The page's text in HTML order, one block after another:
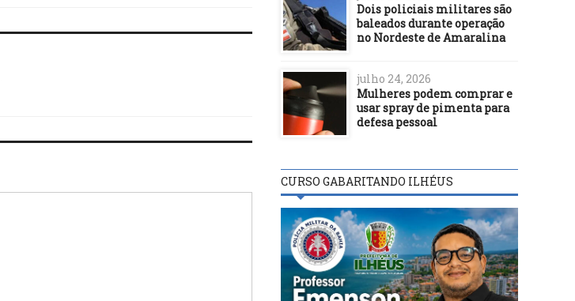
Dois policiais militares são
baleados durante operação
no Nordeste de Amaralina
julho 24, 2026
Mulheres podem comprar e
usar spray de pimenta para
defesa pessoal
CURSO GABARITANDO ILHÉUS